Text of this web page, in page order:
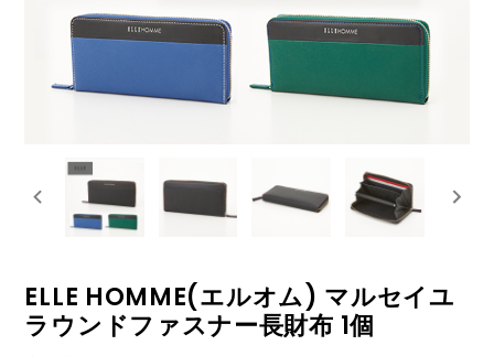
ELLE HOMME(エルオム) マルセイユ
ラウンドファスナー長財布 1個